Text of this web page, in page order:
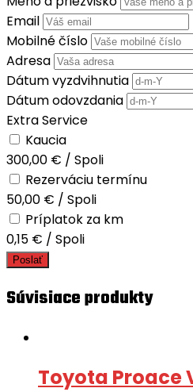
Email
Mobilné číslo
Adresa
Dátum vyzdvihnutia
Dátum odovzdania
Extra Service
Kaucia
300,00 € / Spoli
Rezerváciu termínu
50,00 € / Spoli
Príplatok za km
0,15 € / Spoli
Poslať
Súvisiace produkty
Toyota Proace